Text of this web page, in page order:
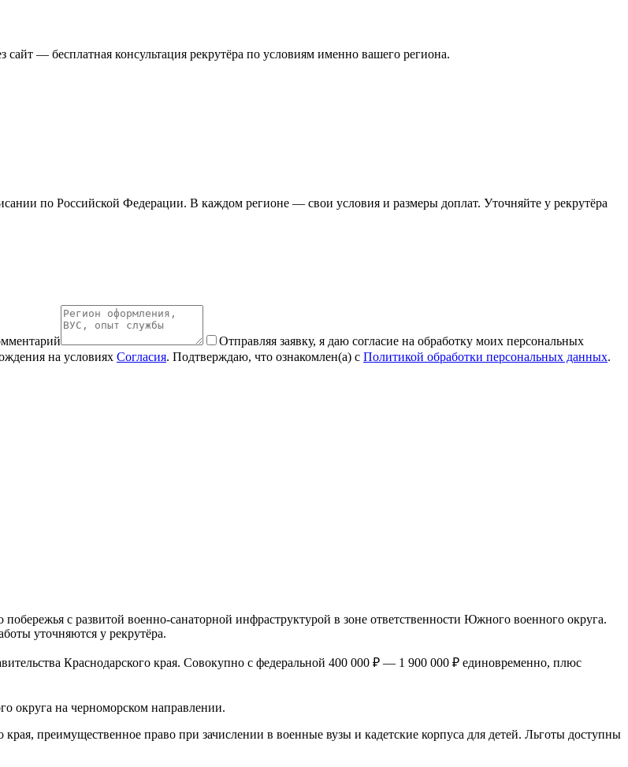
— бесплатная консультация рекрутёра по условиям именно вашего региона.
по Российской Федерации. В каждом регионе — свои условия и размеры доплат. Уточняйте у рекрутёра
Отправляя заявку, я даю согласие на обработку моих персональных
на условиях Согласия. Подтверждаю, что ознакомлен(а) с Политикой обработки персональных данных.
с развитой военно-санаторной инфраструктурой в зоне ответственности Южного военного округа.
уточняются у рекрутёра.
Краснодарского края. Совокупно с федеральной 400 000 ₽ — 1 900 000 ₽ единовременно, плюс
округа на черноморском направлении.
преимущественное право при зачислении в военные вузы и кадетские корпуса для детей. Льготы доступны